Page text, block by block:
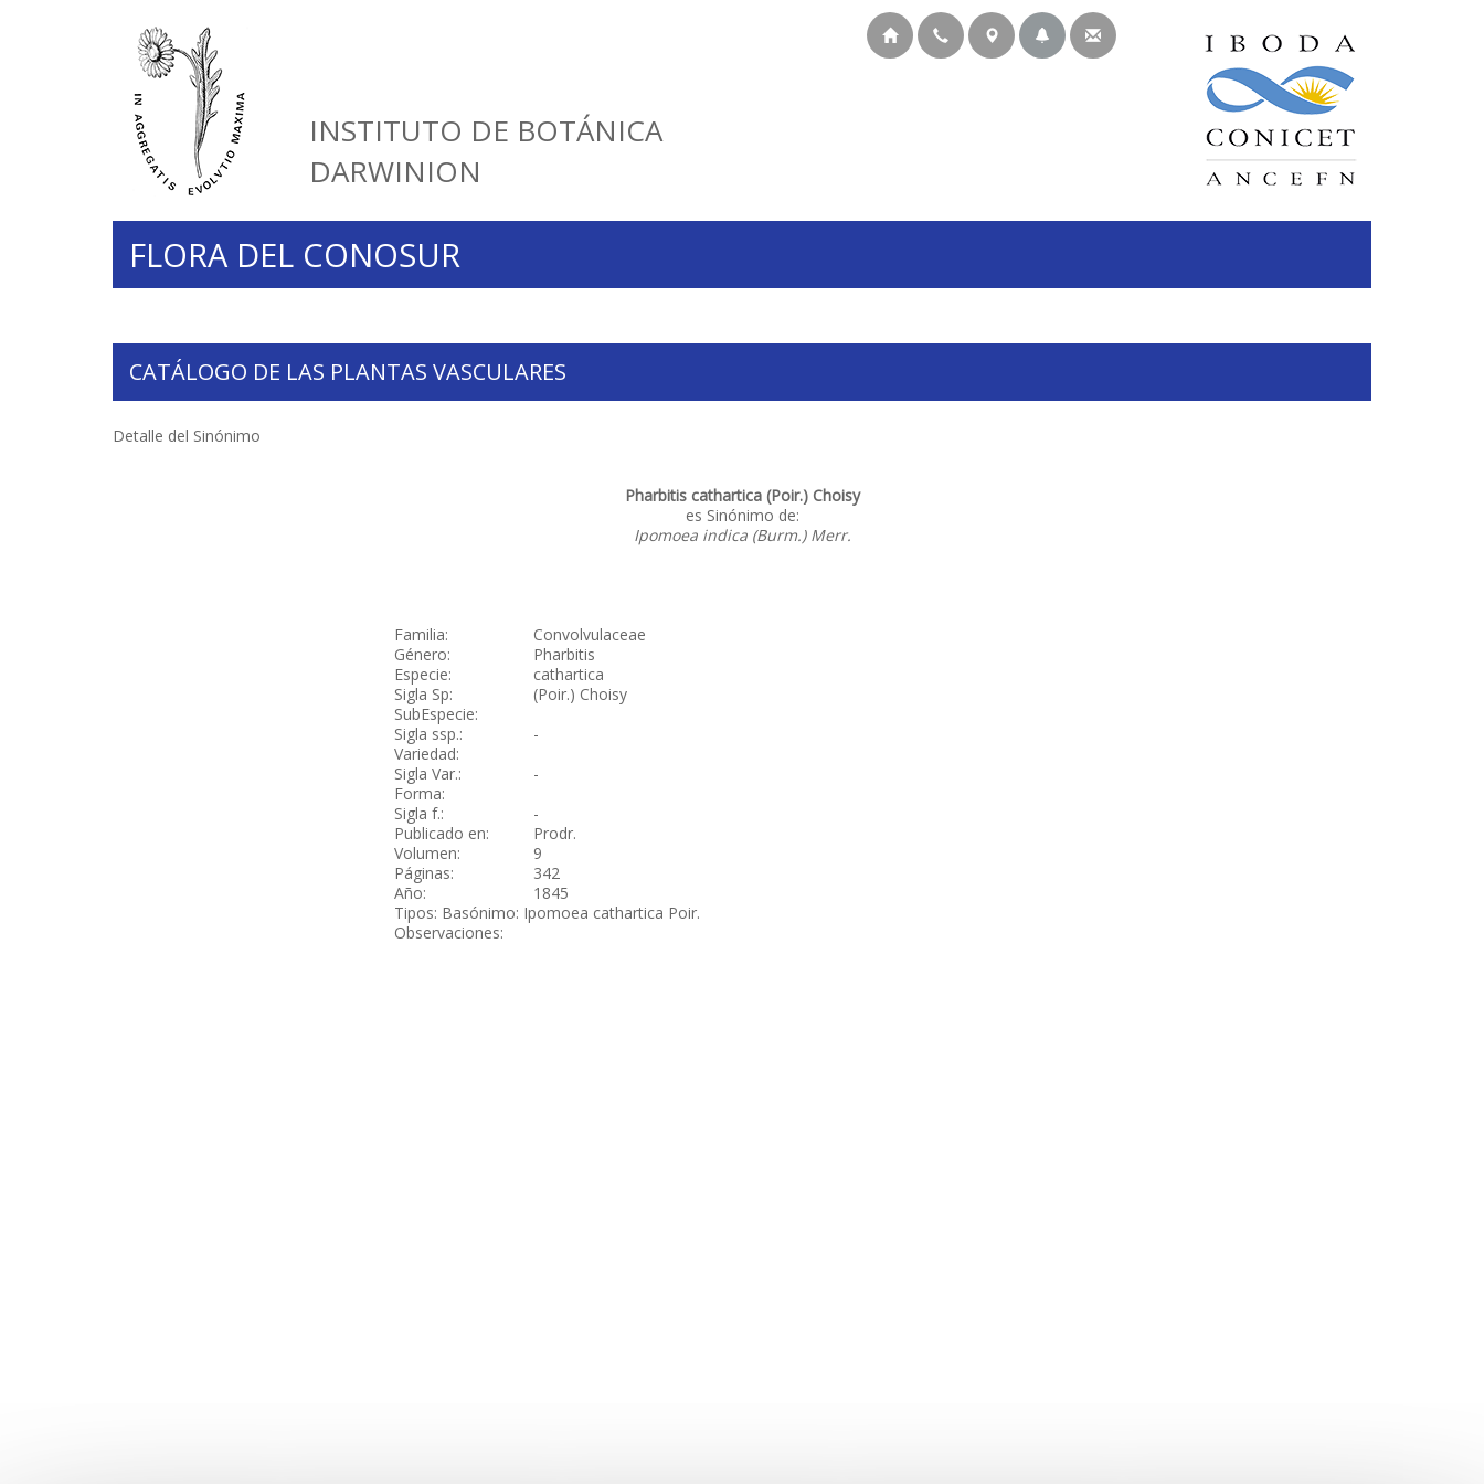
INSTITUTO DE BOTÁNICA
DARWINION
FLORA DEL CONOSUR
CATÁLOGO DE LAS PLANTAS VASCULARES
Detalle del Sinónimo
Pharbitis cathartica (Poir.) Choisy
es Sinónimo de:
Ipomoea indica (Burm.) Merr.
Familia:
Convolvulaceae
Género:
Pharbitis
Especie:
cathartica
Sigla Sp:
(Poir.) Choisy
SubEspecie:
Sigla ssp.:
-
Variedad:
Sigla Var.:
-
Forma:
Sigla f.:
-
Publicado en:
Prodr.
Volumen:
9
Páginas:
342
Año:
1845
Tipos: Basónimo: Ipomoea cathartica Poir.
Observaciones: